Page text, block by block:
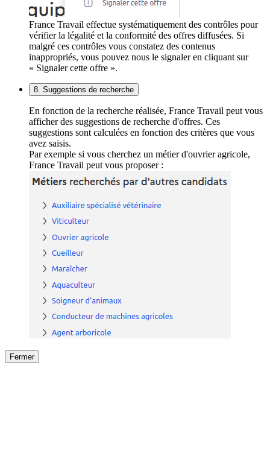
France Travail effectue systématiquement des contrôles pour
vérifier la légalité et la conformité des offres diffusées. Si
malgré ces contrôles vous constatez des contenus
inappropriés, vous pouvez nous le signaler en cliquant sur
« Signaler cette offre ».
8. Suggestions de recherche
En fonction de la recherche réalisée, France Travail peut vous
afficher des suggestions de recherche d'offres. Ces
suggestions sont calculées en fonction des critères que vous
avez saisis.
Par exemple si vous cherchez un métier d'ouvrier agricole,
France Travail peut vous proposer :
Fermer